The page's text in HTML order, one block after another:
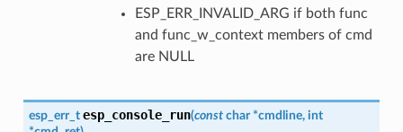
ESP_ERR_INVALID_ARG if both func
and func_w_context members of cmd
are NULL
esp_err_t esp_console_run(const char *cmdline, int